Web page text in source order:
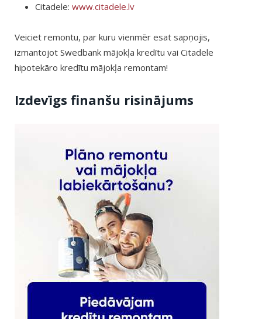
Citadele: www.citadele.lv
Veiciet remontu, par kuru vienmēr esat sapņojis,
izmantojot Swedbank mājokļa kredītu vai Citadele
hipotekāro kredītu mājokļa remontam!
Izdevīgs finanšu risinājums